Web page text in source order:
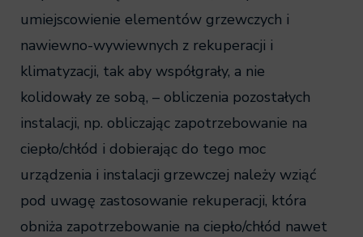
umiejscowienie elementów grzewczych i
nawiewno-wywiewnych z rekuperacji i
klimatyzacji, tak aby współgrały, a nie
kolidowały ze sobą, – obliczenia pozostałych
instalacji, np. obliczając zapotrzebowanie na
ciepło/chłód i dobierając do tego moc
urządzenia i instalacji grzewczej należy wziąć
pod uwagę zastosowanie rekuperacji, która
obniża zapotrzebowanie na ciepło/chłód nawet